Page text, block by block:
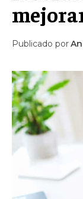
Publicado por